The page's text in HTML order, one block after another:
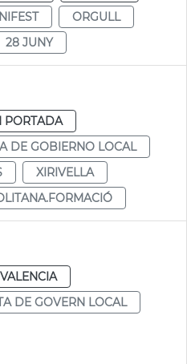
ORGULL
28 JUNY
PORTADA
DE GOBIERNO LOCAL
XIRIVELLA
VALENCIA
DE GOVERN LOCAL